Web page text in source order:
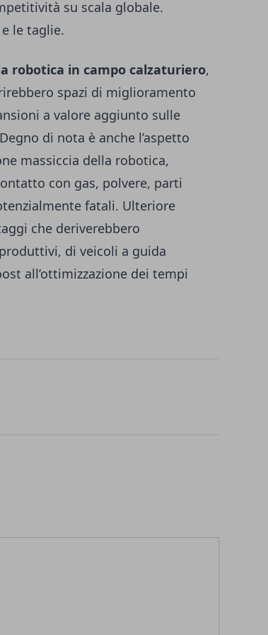
su scala globale.
le taglie.
robotica in campo calzaturiero,
spazi di miglioramento
a valore aggiunto sulle
di nota è anche l’aspetto
massiccia della robotica,
con gas, polvere, parti
fatali. Ulteriore
che deriverebbero
di veicoli a guida
all’ottimizzazione dei tempi